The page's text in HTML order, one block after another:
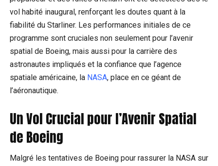
vol habité inaugural, renforçant les doutes quant à la
fiabilité du Starliner. Les performances initiales de ce
programme sont cruciales non seulement pour l’avenir
spatial de Boeing, mais aussi pour la carrière des
astronautes impliqués et la confiance que l’agence
spatiale américaine, la NASA, place en ce géant de
l’aéronautique.
Un Vol Crucial pour l’Avenir Spatial
de Boeing
Malgré les tentatives de Boeing pour rassurer la NASA sur